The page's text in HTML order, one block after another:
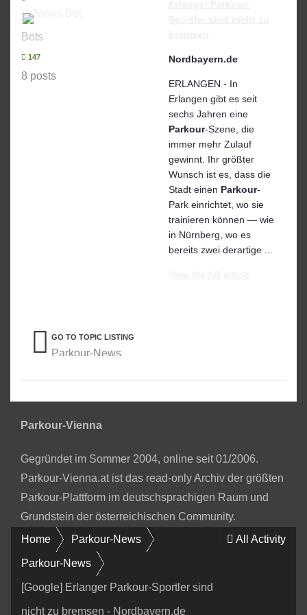
Bots
147
8 posts
Nordbayern.de
ERLANGEN - In
Erlangen gibt es seit
sechs Jahren eine
Parkour-Szene, die
immer mehr Zulauf
gewinnt. Ihr größter
Wunsch ist es, dass die
Stadt einen Parkour-
Park einrichtet, wo sie
trainieren können — wie
in Nürnberg, wo es
bereits zwei derartige ...
GO TO TOPIC LISTING
Parkour-News
Parkour-Vienna
Gegründet im Sommer 2004, online seit 01/2006.
Parkour-Vienna.at ist das read-only Archiv der größten
Parkour-Plattform im deutschsprachigen Raum und
Grundstein der österreichischen Community.
All Activity
Home Parkour-News
Parkour-News
[Google] Erlanger Parkour-Sportler sind
nicht zu bremsen - Nordbayern.de